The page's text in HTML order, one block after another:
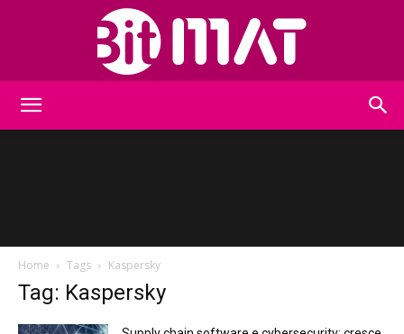
Home Tags Kaspersky
Tag: Kaspersky